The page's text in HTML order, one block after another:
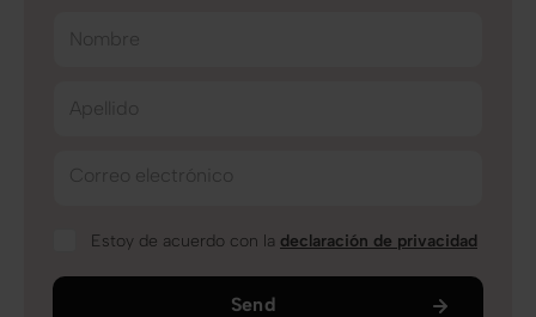
Nombre
Apellido
Correo electrónico
Estoy de acuerdo con la declaración de privacidad
Send